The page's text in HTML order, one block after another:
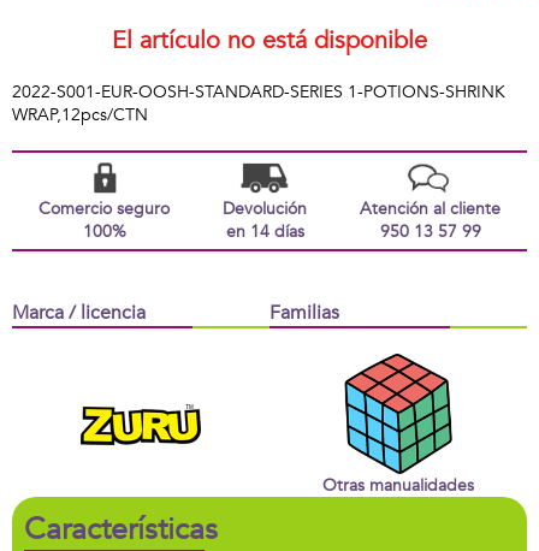
El artículo no está disponible
2022-S001-EUR-OOSH-STANDARD-SERIES 1-POTIONS-SHRINK
WRAP,12pcs/CTN
Comercio seguro
100%
Devolución
en 14 días
Atención al cliente
950 13 57 99
Marca / licencia Familias
Otras manualidades
Características